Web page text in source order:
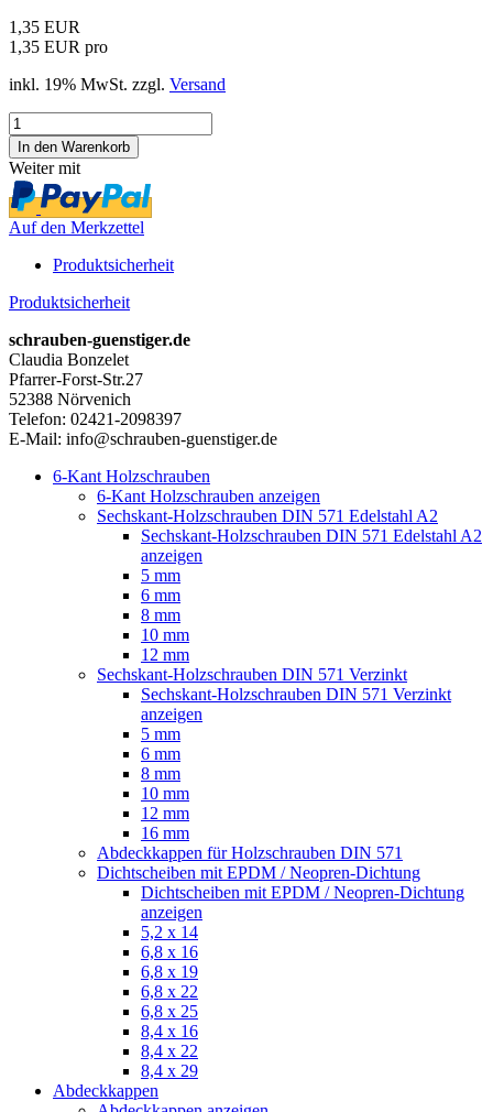
1,35 EUR
1,35 EUR pro
inkl. 19% MwSt. zzgl. Versand
Weiter mit
Auf den Merkzettel
Produktsicherheit
Produktsicherheit
schrauben-guenstiger.de
Claudia Bonzelet
Pfarrer-Forst-Str.27
52388 Nörvenich
Telefon: 02421-2098397
E-Mail: info@schrauben-guenstiger.de
6-Kant Holzschrauben
6-Kant Holzschrauben anzeigen
Sechskant-Holzschrauben DIN 571 Edelstahl A2
Sechskant-Holzschrauben DIN 571 Edelstahl A2
anzeigen
5 mm
6 mm
8 mm
10 mm
12 mm
Sechskant-Holzschrauben DIN 571 Verzinkt
Sechskant-Holzschrauben DIN 571 Verzinkt
anzeigen
5 mm
6 mm
8 mm
10 mm
12 mm
16 mm
Abdeckkappen für Holzschrauben DIN 571
Dichtscheiben mit EPDM / Neopren-Dichtung
Dichtscheiben mit EPDM / Neopren-Dichtung
anzeigen
5,2 x 14
6,8 x 16
6,8 x 19
6,8 x 22
6,8 x 25
8,4 x 16
8,4 x 22
8,4 x 29
Abdeckkappen